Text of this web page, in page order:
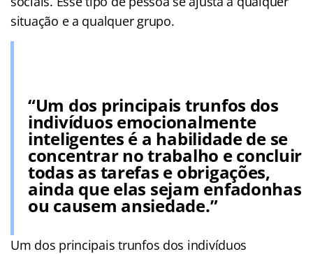
situação e a qualquer grupo.
“Um dos principais trunfos dos
indivíduos emocionalmente
inteligentes é a habilidade de se
concentrar no trabalho e concluir
todas as tarefas e obrigações,
ainda que elas sejam enfadonhas
ou causem ansiedade.”
Um dos principais trunfos dos indivíduos